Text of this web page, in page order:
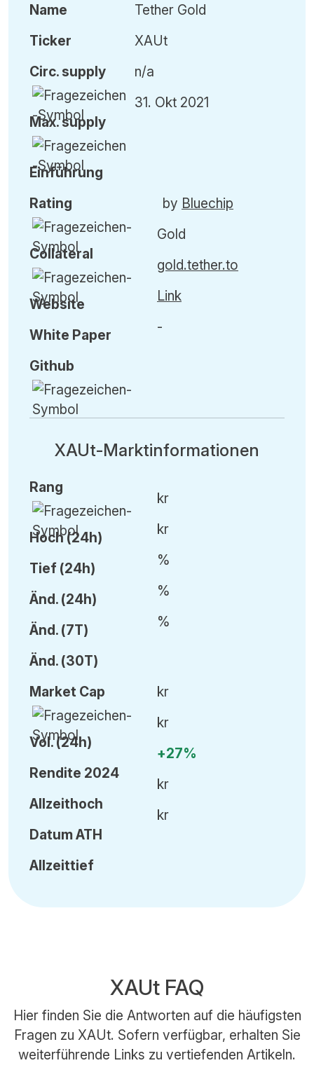
Name
Ticker
Circ. supply
Max. supply
Einführung
Tether Gold
XAUt
n/a
31. Okt 2021
Rating
Collateral
Website
White Paper
Github
by Bluechip
Gold
gold.tether.to
Link
-
XAUt-Marktinformationen
Rang
Hoch (24h)
Tief (24h)
Änd. (24h)
Änd. (7T)
Änd. (30T)
kr
kr
%
%
%
Market Cap
Vol.(24h)
Rendite 2024
Allzeithoch
DatumATH
Allzeittief
kr
kr
+27%
kr
kr
XAUt FAQ
Hier finden Sie die Antworten auf die häufigsten
Fragen zu XAUt. Sofern verfügbar, erhalten Sie
weiterführende Links zu vertiefenden Artikeln.